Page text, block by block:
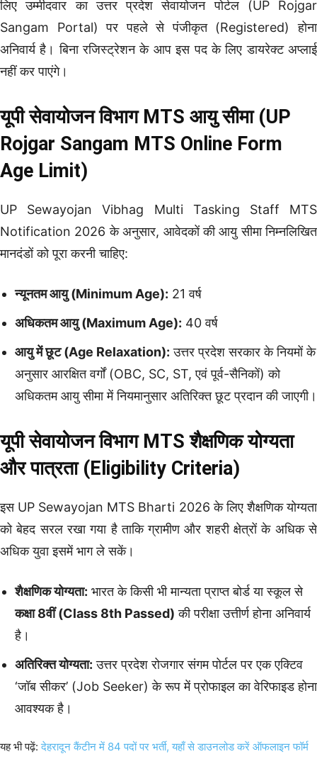
लिए उम्मीदवार का उत्तर प्रदेश सेवायोजन पोर्टल (UP Rojgar
Sangam Portal) पर पहले से पंजीकृत (Registered) होना
अनिवार्य है। बिना रजिस्ट्रेशन के आप इस पद के लिए डायरेक्ट अप्लाई
नहीं कर पाएंगे।
यूपी सेवायोजन विभाग MTS आयु सीमा (UP
Rojgar Sangam MTS Online Form
Age Limit)
UP Sewayojan Vibhag Multi Tasking Staff MTS
Notification 2026 के अनुसार, आवेदकों की आयु सीमा निम्नलिखित
मानदंडों को पूरा करनी चाहिए:
न्यूनतम आयु (Minimum Age): 21 वर्ष
अधिकतम आयु (Maximum Age): 40 वर्ष
आयु में छूट (Age Relaxation): उत्तर प्रदेश सरकार के नियमों के
अनुसार आरक्षित वर्गों (OBC, SC, ST, एवं पूर्व-सैनिकों) को
अधिकतम आयु सीमा में नियमानुसार अतिरिक्त छूट प्रदान की जाएगी।
यूपी सेवायोजन विभाग MTS शैक्षणिक योग्यता
और पात्रता (Eligibility Criteria)
इस UP Sewayojan MTS Bharti 2026 के लिए शैक्षणिक योग्यता
को बेहद सरल रखा गया है ताकि ग्रामीण और शहरी क्षेत्रों के अधिक से
अधिक युवा इसमें भाग ले सकें।
शैक्षणिक योग्यता: भारत के किसी भी मान्यता प्राप्त बोर्ड या स्कूल से
कक्षा 8वीं (Class 8th Passed) की परीक्षा उत्तीर्ण होना अनिवार्य
है।
अतिरिक्त योग्यता: उत्तर प्रदेश रोजगार संगम पोर्टल पर एक एक्टिव
‘जॉब सीकर’ (Job Seeker) के रूप में प्रोफाइल का वेरिफाइड होना
आवश्यक है।
यह भी पढ़ें:देहरादून कैंटीन में 84 पदों पर भर्ती, यहाँ से डाउनलोड करें ऑफलाइन फॉर्म